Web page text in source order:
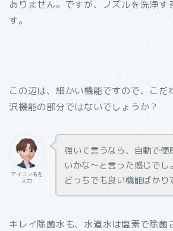
ありません。ですが、ノズルを洗浄す
す。
この辺は、細かい機能ですので、こだ
沢機能の部分ではないでしょうか？
アイコン名を
入力
強いて言うなら、自動で便
いかな〜と言った感じでし
どっちでも良い機能ばかり
キレイ除菌水も、水道水は塩素で除菌